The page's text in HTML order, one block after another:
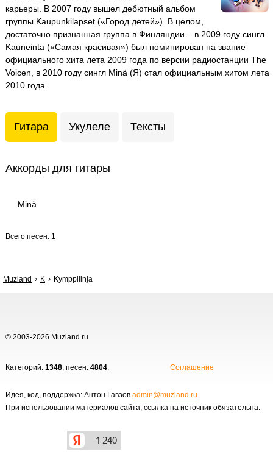
карьеры. В 2007 году вышел дебютный альбом
группы Kaupunkilapset («Город детей»). В целом,
достаточно признанная группа в Финляндии – в 2009 году сингл
Kauneinta («Самая красивая») был номинирован на звание
официального хита лета 2009 года по версии радиостанции The
Voicen, в 2010 году сингл Minä (Я) стал официальным хитом лета
2010 года.
Гитара Укулеле Тексты
Аккорды для гитары
Minä
Всего песен: 1
Muzland K Kymppilinja
© 2003-2026 Muzland.ru
Категорий: 1348, песен: 4804. Соглашение
Идея, код, поддержка: Антон Гавзов admin@muzland.ru
При использовании материалов сайта, ссылка на источник обязательна.